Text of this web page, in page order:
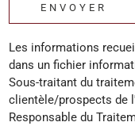
ENVOYER
Les informations
dans un fichier
Sous-traitant du
clientèle/prospects de
Responsable du